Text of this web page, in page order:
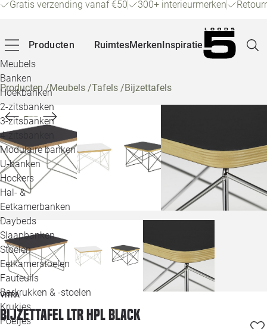
Gratis verzending vanaf €50 300+ interieurmerken
Producten
Meubels
Banken
Hoekbanken
2-zitsbanken
3-zitsbanken
4-zitsbanken
Modulaire banken
U-banken
Hockers
Hal- &
Eetkamerbanken
Daybeds
Slaapbanken
Stoelen
Eetkamerstoelen
Fauteuils
Barkrukken & -stoelen
Krukjes
Poefjes
RuimtesMerkenInspiratie
Producten/Meubels /Tafels /Bijzettafels
VITRA
Bijzettafel LTR HPL black